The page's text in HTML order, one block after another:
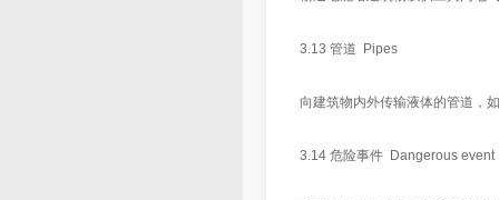
3.13 管道 Pipes
向建筑物内外传输液体的管道，
3.14 危险事件 Dangerous event